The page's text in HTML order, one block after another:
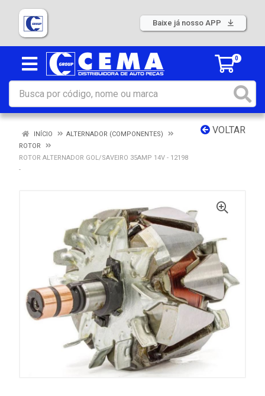
Baixe já nosso APP
0
VOLTAR
INÍCIO
ALTERNADOR (COMPONENTES)
ROTOR
ROTOR ALTERNADOR GOL/SAVEIRO 35AMP 14V - 12198
-